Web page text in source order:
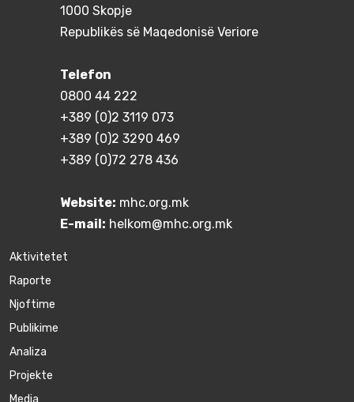
1000 Skopje
Republikës së Maqedonisë Veriore
Telefon
0800 44 222
+389 (0)2 3119 073
+389 (0)2 3290 469
+389 (0)72 278 436
Website: mhc.org.mk
E-mail: helkom@mhc.org.mk
Aktivitetet
Raporte
Njoftime
Publikime
Аnaliza
Projekte
Media